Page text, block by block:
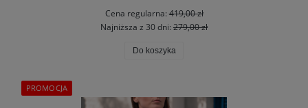
Cena regularna:419,00 zł
Najniższa z 30 dni: 279,00 zł
Do koszyka
PROMOCJA